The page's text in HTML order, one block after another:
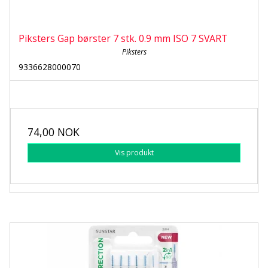
Piksters Gap børster 7 stk. 0.9 mm ISO 7 SVART
Piksters
9336628000070
74,00 NOK
Vis produkt